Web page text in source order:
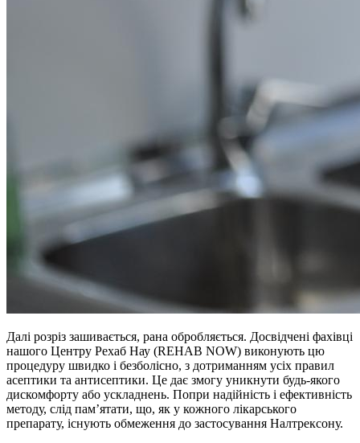
Далі розріз зашивається, рана обробляється. Досвідчені фахівці
нашого Центру Рехаб Нау (REHAB NOW) виконують цю
процедуру швидко і безболісно, з дотриманням усіх правил
асептики та антисептики. Це дає змогу уникнути будь-якого
дискомфорту або ускладнень. Попри надійність і ефективність
методу, слід пам’ятати, що, як у кожного лікарського
препарату, існують обмеження до застосування Налтрексону.